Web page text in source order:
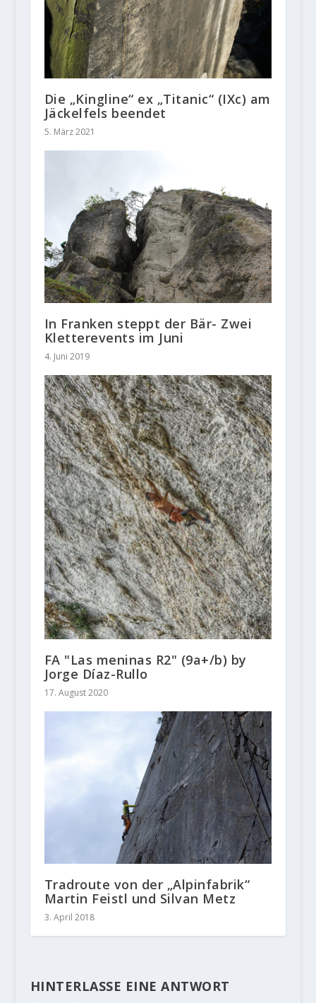
Die „Kingline“ ex „Titanic“ (IXc) am
Jäckelfels beendet
5. März 2021
In Franken steppt der Bär- Zwei
Kletterevents im Juni
4. Juni 2019
FA "Las meninas R2" (9a+/b) by
Jorge Díaz-Rullo
17. August 2020
Tradroute von der „Alpinfabrik“
Martin Feistl und Silvan Metz
3. April 2018
HINTERLASSE EINE ANTWORT